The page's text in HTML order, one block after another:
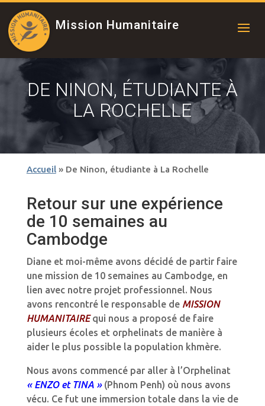
Mission Humanitaire
DE NINON, ÉTUDIANTE À
LA ROCHELLE
Accueil» De Ninon, étudiante à La Rochelle
Retour sur une expérience
de 10 semaines au
Cambodge
Diane et moi-même avons décidé de partir faire
une mission de 10 semaines au Cambodge, en
lien avec notre projet professionnel. Nous
avons rencontré le responsable de MISSION
HUMANITAIREqui nous a proposé de faire
plusieurs écoles et orphelinats de manière à
aider le plus possible la population khmère.
Nous avons commencé par aller à l’Orphelinat
« ENZO et TINA »(Phnom Penh) où nous avons
vécu. Ce fut une immersion totale dans la vie de